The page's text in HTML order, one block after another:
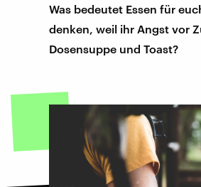
Was bedeutet Essen für
denken, weil ihr Angst vor
Dosensuppe und Toast?